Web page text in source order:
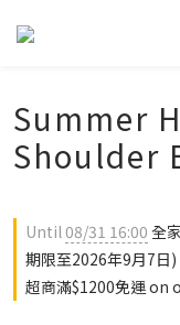
Summer
Shoulder
Until08/31 16:00 全
期限至2026年9月7日
超商滿$1200免運 on